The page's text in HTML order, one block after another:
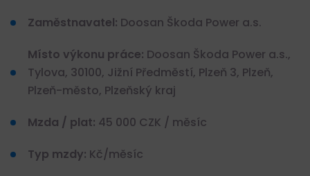
Zaměstnavatel: Doosan Škoda Power a.s.
Místo výkonu práce: Doosan Škoda Power a.s.,
Tylova, 30100, Jižní Předměstí, Plzeň 3, Plzeň,
Plzeň-město, Plzeňský kraj
Mzda / plat: 45 000 CZK / měsíc
Typ mzdy: Kč/měsíc